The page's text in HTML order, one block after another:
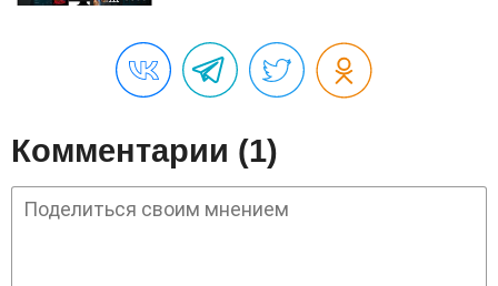
Комментарии (1)